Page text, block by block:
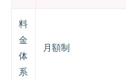
料
金
体
系
月額制